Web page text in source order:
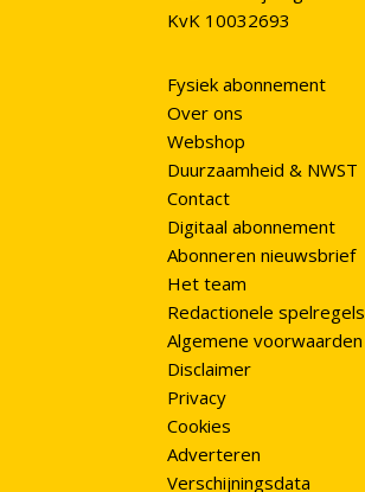
KvK 10032693
Fysiek abonnement
Over ons
Webshop
Duurzaamheid & NWST
Contact
Digitaal abonnement
Abonneren nieuwsbrief
Het team
Redactionele spelregels
Algemene voorwaarden
Disclaimer
Privacy
Cookies
Adverteren
Verschijningsdata